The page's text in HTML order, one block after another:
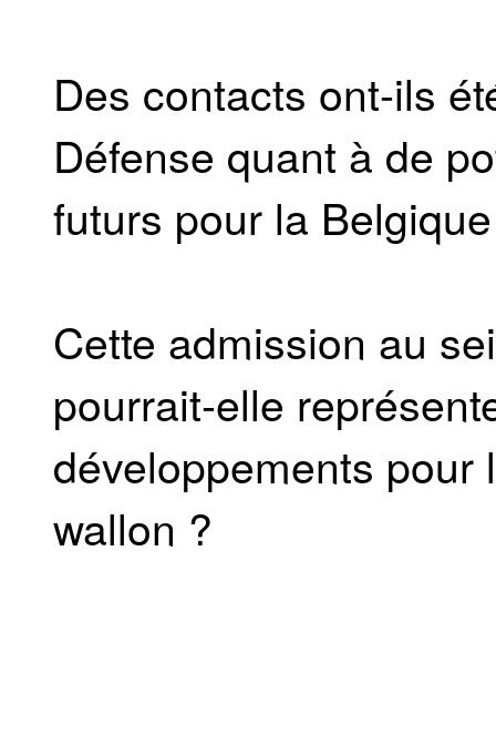
Des contacts ont-ils
Défense quant à de
futurs pour la
Cette admission au
pourrait-elle
développements
wallon ?